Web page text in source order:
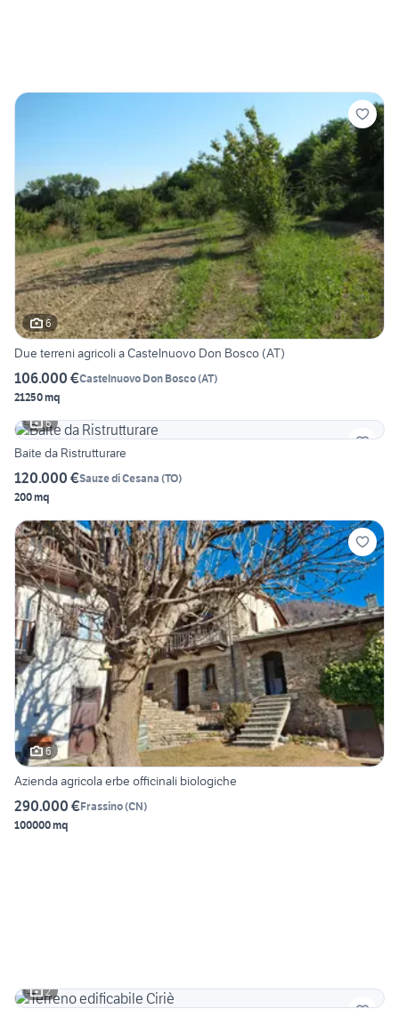
6
Due terreni agricoli a Castelnuovo Don Bosco (AT)
106.000 €Castelnuovo Don Bosco(AT)
21250 mq
6
Baite da Ristrutturare
120.000 €Sauze di Cesana (TO)
200 mq
6
Azienda agricola erbe officinali biologiche
290.000 €Frassino(CN)
100000 mq
2